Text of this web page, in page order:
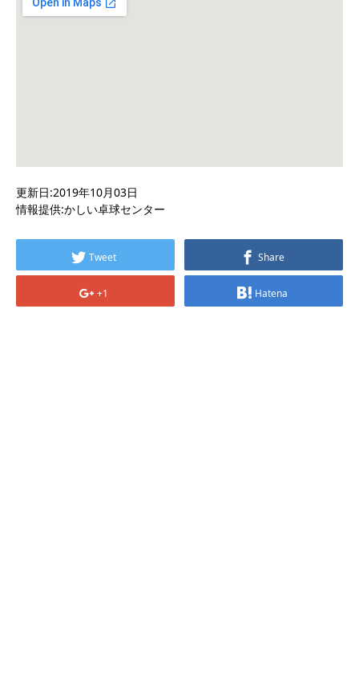
更新日:2019年10月03日
情報提供:かしい卓球センター
Tweet Share
+1 Hatena